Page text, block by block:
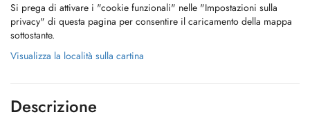
Si prega di attivare i "cookie funzionali" nelle "Impostazioni sulla
privacy" di questa pagina per consentire il caricamento della mappa
sottostante.
Visualizza la località sulla cartina
Descrizione